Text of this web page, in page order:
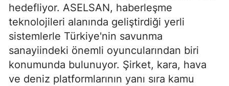
hedefliyor. ASELSAN, haberleşme
teknolojileri alanında geliştirdiği yerli
sistemlerle Türkiye'nin savunma
sanayiindeki önemli oyuncularından biri
konumunda bulunuyor. Şirket, kara, hava
ve deniz platformlarının yanı sıra kamu